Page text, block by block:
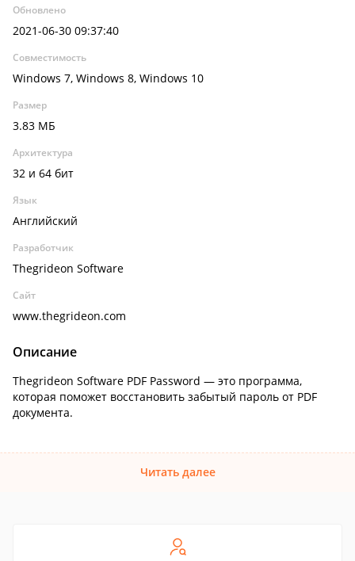
Обновлено
2021-06-30 09:37:40
Совместимость
Windows 7, Windows 8, Windows 10
Размер
3.83 МБ
Архитектура
32 и 64 бит
Язык
Английский
Разработчик
Thegrideon Software
Сайт
www.thegrideon.com
Описание
Thegrideon Software PDF Password — это программа,
которая поможет восстановить забытый пароль от PDF
документа.
Читать далее